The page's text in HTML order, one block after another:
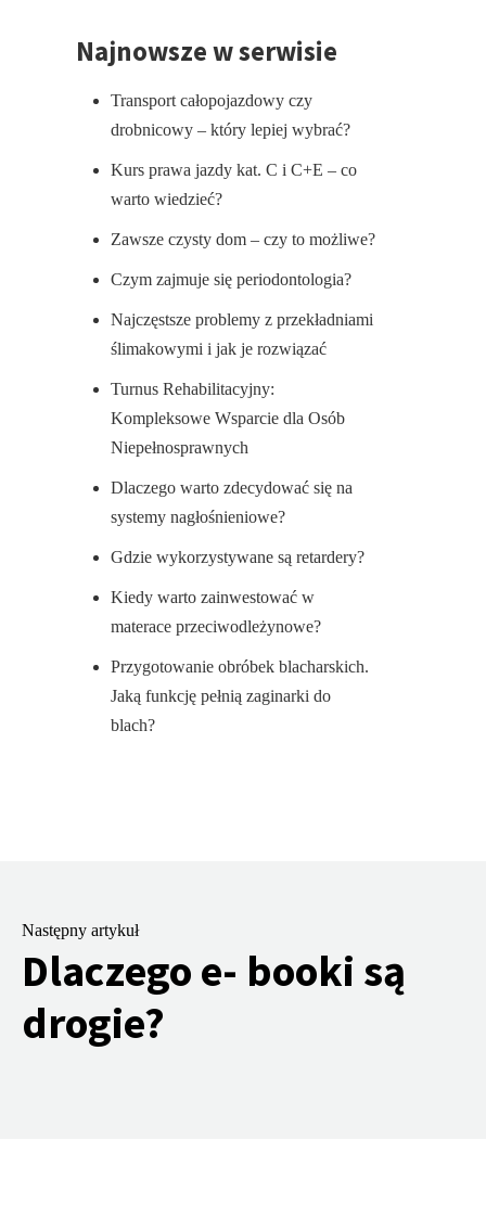
Najnowsze w serwisie
Transport całopojazdowy czy
drobnicowy – który lepiej wybrać?
Kurs prawa jazdy kat. C i C+E – co
warto wiedzieć?
Zawsze czysty dom – czy to możliwe?
Czym zajmuje się periodontologia?
Najczęstsze problemy z przekładniami
ślimakowymi i jak je rozwiązać
Turnus Rehabilitacyjny:
Kompleksowe Wsparcie dla Osób
Niepełnosprawnych
Dlaczego warto zdecydować się na
systemy nagłośnieniowe?
Gdzie wykorzystywane są retardery?
Kiedy warto zainwestować w
materace przeciwodleżynowe?
Przygotowanie obróbek blacharskich.
Jaką funkcję pełnią zaginarki do
blach?
Następny artykuł
Dlaczego e- booki są
drogie?